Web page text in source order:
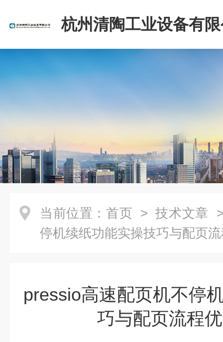
杭州清陶工业设备有
当前位置： 首页 > 技术文章
停机续纸功能实操技巧与配页
pressio高速配页机不停
巧与配页流程